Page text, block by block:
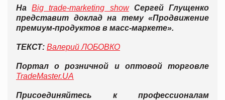
НаBig trade-marketing show
Сергей Глущенко
представит доклад на тему «Продвижение
премиум-продуктов в масс-маркете».
ТЕКСТ: Валерий ЛОБОВКО
Портал о розничной и оптовой торговле
TradeMaster.UA
Присоединяйтесь к профессионалам